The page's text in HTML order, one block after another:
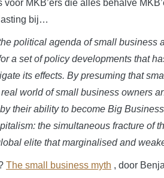
voor MKB’ers die alles behalve
bij…
political agenda of small business
a set of policy developments that
its effects. By presuming that
world of small business owners
their ability to become Big
the simultaneous fracture of
elite that marginalised and
The small business myth , door